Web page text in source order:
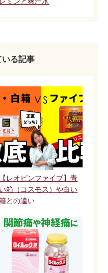
いる記事
【レオピンファイブ】青
い箱（コスモス）や白い
との違い